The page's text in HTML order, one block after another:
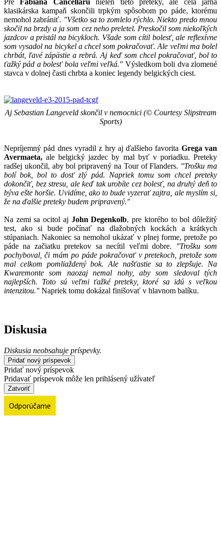
klasikárska kampaň skončili trpkým spôsobom po páde, ktorému
nemohol zabrániť. "Všetko sa to zomlelo rýchlo. Niekto predo mnou
skočil na brzdy a ja som cez neho preletel. Preskočil som niekoľkých
jazdcov a pristál na bicykloch. Všade som cítil bolesť, ale reflexívne
som vysadol na bicykel a chcel som pokračovať. Ale veľmi ma bolel
chrbát, ľavé zápästie a rebrá. Aj keď som chcel pokračovať, bol to
ťažký pád a bolesť bola veľmi veľká." Výsledkom boli dva zlomené
stavca v dolnej časti chrbta a koniec legendy belgických ciest.
Aj Sebastian Langeveld skončil v nemocnici (© Courtesy Slipstream
Sports)
Nepríjemný pád dnes vyradil z hry aj ďalšieho favorita Grega van
Avermaeta, ale belgický jazdec by mal byť v poriadku. Preteky
radšej ukončil, aby bol pripravený na Tour of Flanders. "Trošku ma
bolí bok, bol to dosť zlý pád. Napriek tomu som chcel preteky
dokončiť, bez stresu, ale keď tak urobíte cez bolesť, na druhý deň to
býva ešte horšie. Uvidíme, ako to bude vyzerať zajtra, ale myslím si,
že na ďalšie preteky budem pripravený."
Na zemi sa ocitol aj John Degenkolb, pre ktorého to bol dôležitý
test, ako si bude počínať na dlažobných kockách a krátkych
stúpaniach. Nakoniec sa nemohol ukázať v plnej forme, pretože po
páde na začiatku pretekov sa necítil veľmi dobre.
"Trošku som
pochyboval, či mám po páde pokračovať v pretekoch, pretože som
mal celkom pomliaždený bok. Ale našťastie sa to zlepšuje. Na
Kwaremonte som naozaj nemal nohy, aby som sledoval tých
najlepších. Toto sú veľmi ťažké preteky, ktoré sa idú s veľkou
intenzitou." Napriek tomu dokázal finišovať v hlavnom balíku.
Diskusia
Diskusia neobsahuje príspevky.
Pridať nový príspevok
Pridať nový príspevok
Pridavať príspevok môže len prihlásený užívateľ
Zatvoriť
Odporúčame